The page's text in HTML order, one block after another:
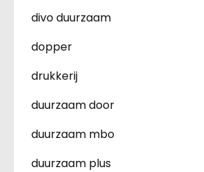
divo duurzaam
dopper
drukkerij
duurzaam door
duurzaam mbo
duurzaam plus